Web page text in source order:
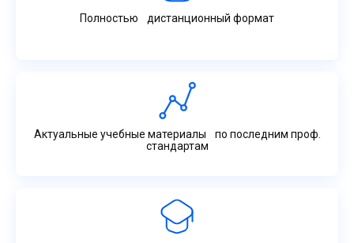
Полностью дистанционный формат
Актуальные учебные материалы по последним проф.
стандартам